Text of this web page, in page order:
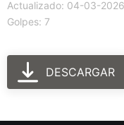
Actualizado: 04-03-2026
Golpes: 7
DESCARGAR